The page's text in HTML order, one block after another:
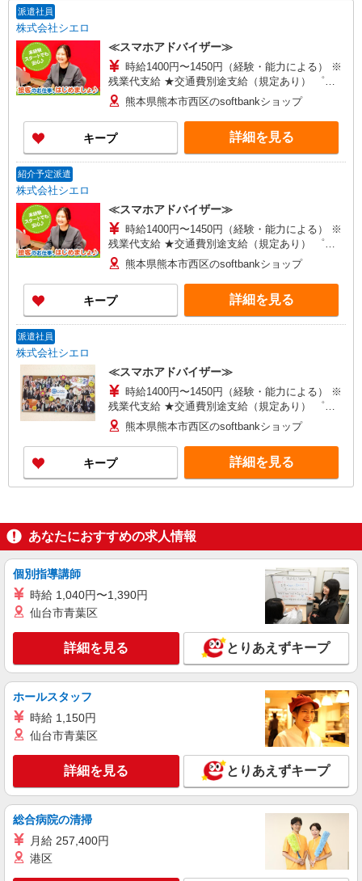
派遣社員
株式会社シエロ
≪スマホアドバイザー≫
時給1400円〜1450円（経験・能力による） ※
残業代支給 ★交通費別途支給（規定あり） ゜
+゜・。○。・゜+゜・。○。・゜+゜ 入社祝い金10
万円支給(規定有) お友達を紹介頂くと, インセンテ
ィブ支給(規定有) ★月2回払い・週払い可能（規程
有）★ ゜・。○。・゜+゜・。○。・゜+゜
熊本県熊本市西区のsoftbankショップ
キープ 詳細を見る
紹介予定派遣
株式会社シエロ
≪スマホアドバイザー≫
時給1400円〜1450円（経験・能力による） ※
残業代支給 ★交通費別途支給（規定あり） ゜
+゜・。○。・゜+゜・。○。・゜+゜ 入社祝い金10
万円支給(規定有) お友達を紹介頂くと, インセンテ
ィブ支給(規定有) ★月2回払い・週払い可能（規程
有）★ ゜・。○。・゜+゜・。○。・゜+゜
熊本県熊本市西区のsoftbankショップ
キープ 詳細を見る
派遣社員
株式会社シエロ
≪スマホアドバイザー≫
時給1400円〜1450円（経験・能力による） ※
残業代支給 ★交通費別途支給（規定あり） ゜
+゜・。○。・゜+゜・。○。・゜+゜ 入社祝い金10
万円支給(規定有) お友達を紹介頂くと, インセンテ
ィブ支給(規定有) ★月2回払い・週払い可能（規程
有）★ ゜・。○。・゜+゜・。○。・゜+゜
熊本県熊本市西区のsoftbankショップ
キープ 詳細を見る
あなたにおすすめの求人情報
個別指導講師
時給 1,040円〜1,390円
仙台市青葉区
詳細を見る とりあえずキープ
ホールスタッフ
時給 1,150円
仙台市青葉区
詳細を見る とりあえずキープ
総合病院の清掃
月給 257,400円
港区